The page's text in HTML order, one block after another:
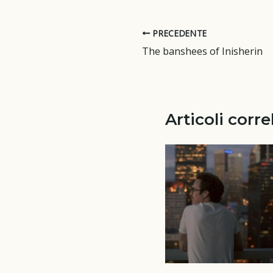
PRECEDENTE
The banshees of Inisherin
Articoli